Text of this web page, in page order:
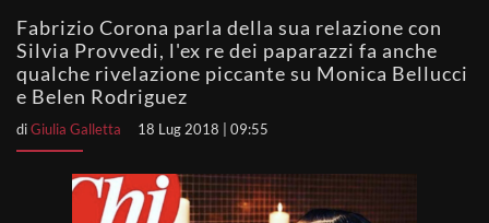
Fabrizio Corona parla della sua relazione con
Silvia Provvedi, l'ex re dei paparazzi fa anche
qualche rivelazione piccante su Monica Bellucci
e Belen Rodriguez
diGiulia Galletta 18 Lug 2018 | 09:55